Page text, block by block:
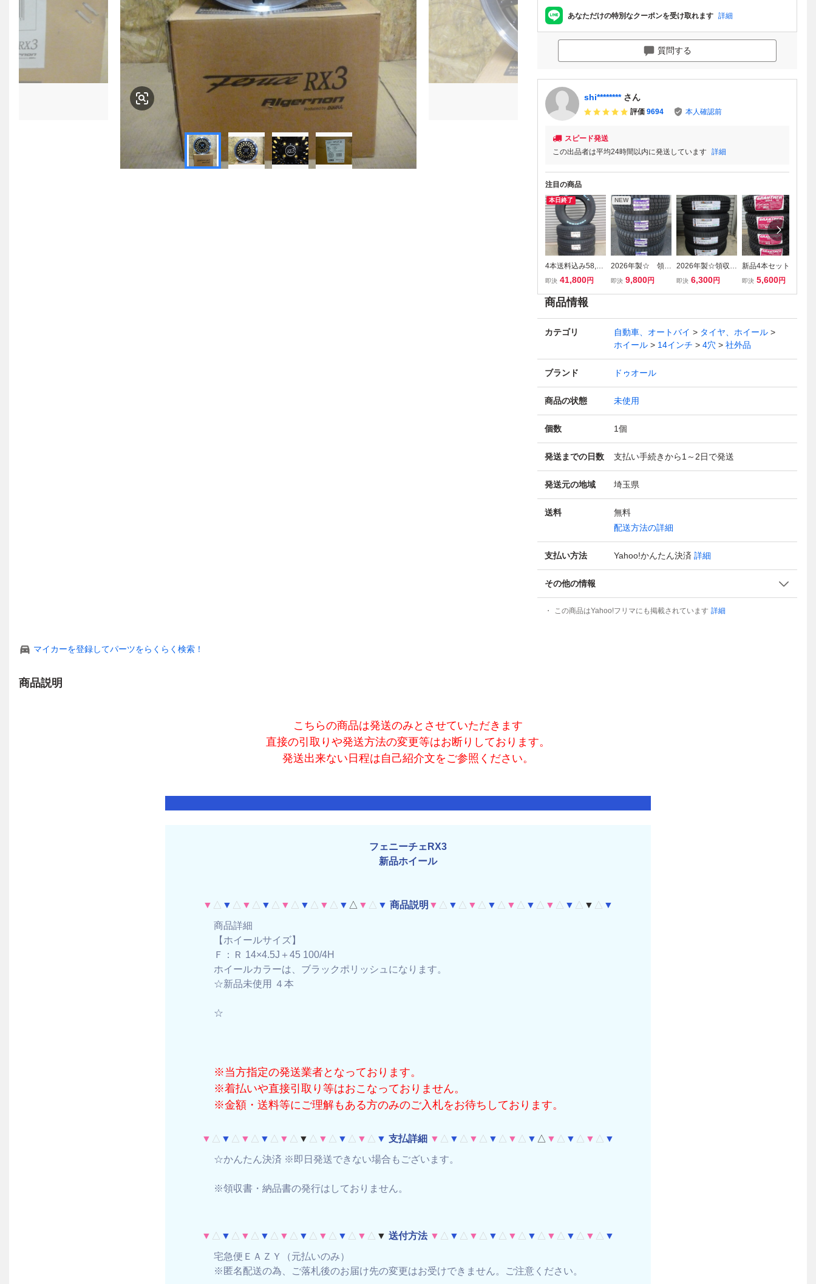
あなただけの特別なクーポンを受け取れます 詳細
質問する
shi******** さん
評価 9694 本人確認前
スピード発送
この出品者は平均24時間以内に発送しています 詳細
注目の商品
本日終了
4本送料込み58,80
0円～ 新品ヨコ
H/T■195/80R15 1
07/105LT■2026年
製■ハイエース・
キャラバン
即決 41,800円
NEW
2026年製☆ 領収
書OK ４本セッ
55/65R14 軽自
動車
即決 9,800円
2026年製☆領収書
対応 ☆4本送料込
軽自動車
即決 6,300円
新品4本セット☆
送料込￥18,600～
N
即決 5,600円
商品情報
カテゴリ 自動車、オートバイ
タイヤ、ホイール
ホイール
14インチ 4穴 社外品
ブランド ドゥオール
商品の状態 未使用
個数 1個
発送までの日数 支払い手続きから1～2日で発送
発送元の地域 埼玉県
送料
無料
配送方法の詳細
支払い方法 Yahoo!かんたん決済 詳細
その他の情報
この商品はYahoo!フリマにも掲載されています 詳細
マイカーを登録してパーツをらくらく検索！
商品説明